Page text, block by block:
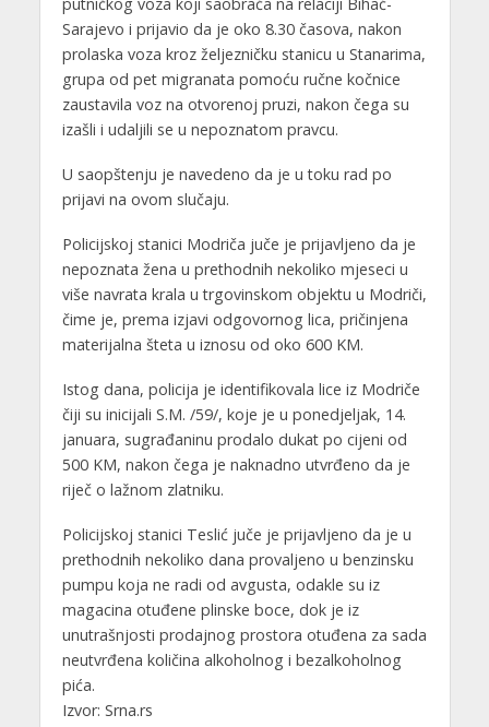
Sarajevo i prijavio da je oko 8.30 časova, nakon
prolaska voza kroz željezničku stanicu u Stanarima,
grupa od pet migranata pomoću ručne kočnice
zaustavila voz na otvorenoj pruzi, nakon čega su
izašli i udaljili se u nepoznatom pravcu.
U saopštenju je navedeno da je u toku rad po
prijavi na ovom slučaju.
Policijskoj stanici Modriča juče je prijavljeno da je
nepoznata žena u prethodnih nekoliko mjeseci u
više navrata krala u trgovinskom objektu u Modriči,
čime je, prema izjavi odgovornog lica, pričinjena
materijalna šteta u iznosu od oko 600 KM.
Istog dana, policija je identifikovala lice iz Modriče
čiji su inicijali S.M. /59/, koje je u ponedjeljak, 14.
januara, sugrađaninu prodalo dukat po cijeni od
500 KM, nakon čega je naknadno utvrđeno da je
riječ o lažnom zlatniku.
Policijskoj stanici Teslić juče je prijavljeno da je u
prethodnih nekoliko dana provaljeno u benzinsku
pumpu koja ne radi od avgusta, odakle su iz
magacina otuđene plinske boce, dok je iz
unutrašnjosti prodajnog prostora otuđena za sada
neutvrđena količina alkoholnog i bezalkoholnog
pića.
Izvor: Srna.rs